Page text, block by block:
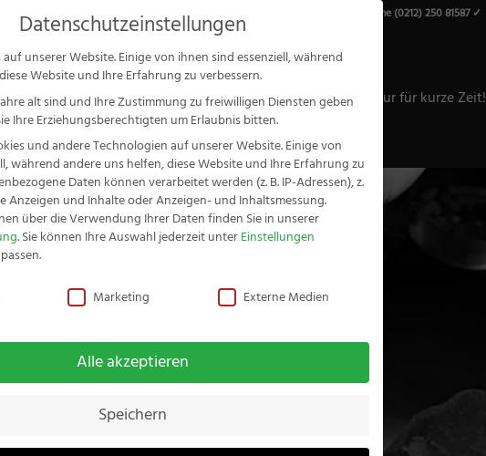
Service-Hotline (0212) 250 81587 ✓
& Sets Messer-Serien Zubehör Service SALE – Nur für kurze Zeit!
search
Allzweckmesser
Datenschutzeinstellungen
unserer Website. Einige von ihnen sind essenziell, während
Website und Ihre Erfahrung zu verbessern.
alt sind und Ihre Zustimmung zu freiwilligen Diensten geben
Ihre Erziehungsberechtigten um Erlaubnis bitten.
und andere Technologien auf unserer Website. Einige von
während andere uns helfen, diese Website und Ihre Erfahrung zu
Daten können verarbeitet werden (z. B. IP-Adressen), z.
Anzeigen und Inhalte oder Anzeigen- und Inhaltsmessung.
über die Verwendung Ihrer Daten finden Sie in unserer
. Sie können Ihre Auswahl jederzeit unter Einstellungen
Marketing Externe Medien
Alle akzeptieren
Speichern